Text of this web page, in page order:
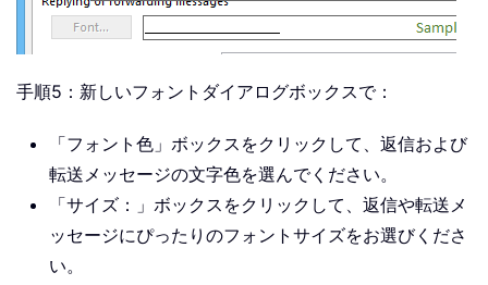
手順5：新しいフォントダイアログボックスで：
「フォント色」ボックスをクリックして、返信および
転送メッセージの文字色を選んでください。
「サイズ：」ボックスをクリックして、返信や転送メ
ッセージにぴったりのフォントサイズをお選びくださ
い。